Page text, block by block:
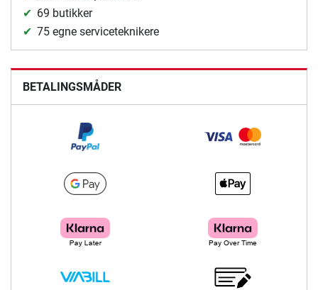
69 butikker
75 egne serviceteknikere
BETALINGSMÅDER